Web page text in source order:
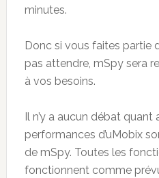
minutes.
Donc si vous faites partie
pas attendre, mSpy sera
à vos besoins.
Il n’y a aucun débat quant
performances d’uMobix
de mSpy. Toutes les
fonctionnent comme